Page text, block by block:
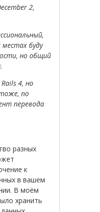
2,
буду
но общий
4, но
по
перевода
разных
к
в вашем
В моём
хранить